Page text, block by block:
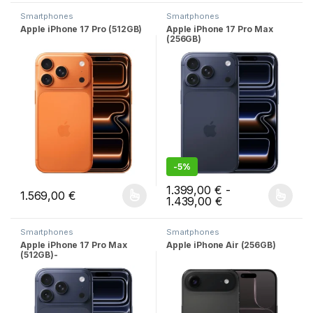
Smartphones
Apple iPhone 17 Pro (512GB)
1.569,00 €
Este producto tiene múltiples variantes. Las opciones se
Smartphones
Apple iPhone 17 Pro Max
(256GB)
-5%
1.399,00 € -
1.439,00 €Rango de
Este producto tiene múltiples
Smartphones
Apple iPhone 17 Pro Max
(512GB)-
Smartphones
Apple iPhone Air (256GB)